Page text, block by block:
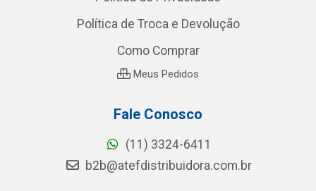
Política de Troca e Devolução
Como Comprar
Meus Pedidos
Fale Conosco
(11) 3324-6411
b2b@atefdistribuidora.com.br